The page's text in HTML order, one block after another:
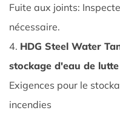
3.1
Préparation
et
3.2
Processus
d'installation
Fuite aux joints:
nécessaire.
4. HDG Steel Water
stockage d'eau de
Exigences pour le
incendies